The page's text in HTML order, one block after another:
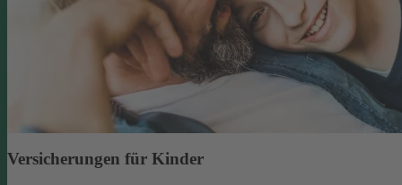
Versicherungen für Kinder